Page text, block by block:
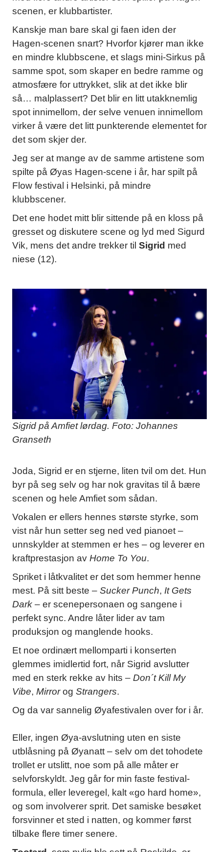
scenen, er klubbartister.
Kanskje man bare skal gi faen iden der
Hagen-scenen snart? Hvorfor kjører man ikke
en mindre klubbscene, et slags mini-Sirkus på
samme spot, som skaper en bedre ramme og
atmosfære for uttrykket, slik at det ikke blir
så… malplassert? Det blir en litt utakknemlig
spot innimellom, der selve venuen innimellom
virker å være det litt punkterende elementet for
det som skjer der.
Jeg ser at mange av de samme artistene som
spilte på Øyas Hagen-scene i år, har spilt på
Flow festival i Helsinki, på mindre
klubbscener.
Det ene hodet mitt blir sittende på en kloss på
gresset og diskutere scene og lyd med Sigurd
Vik, mens det andre trekker til Sigrid med
niese (12).
Sigrid på Amfiet lørdag. Foto: Johannes
Granseth
Joda, Sigrid er en stjerne, liten tvil om det. Hun
byr på seg selv og har nok gravitas til å bære
scenen og hele Amfiet som sådan.
Vokalen er ellers hennes største styrke, som
vist når hun setter seg ned ved pianoet –
unnskylder at stemmen er hes – og leverer en
kraftprestasjon av Home To You.
Spriket i låtkvalitet er det som hemmer henne
mest. På sitt beste – Sucker Punch, It Gets
Dark – er scenepersonaen og sangene i
perfekt sync. Andre låter lider av tam
produksjon og manglende hooks.
Et noe ordinært mellomparti i konserten
glemmes imidlertid fort, når Sigrid avslutter
med en sterk rekke av hits – Don´t Kill My
Vibe, Mirrorog Strangers.
Og da var sannelig Øyafestivalen over for i år.
Eller, ingen Øya-avslutning uten en siste
utblåsning på Øyanatt – selv om det tohodete
trollet er utslitt, noe som på alle måter er
selvforskyldt. Jeg går for min faste festival-
formula, eller leveregel, kalt «go hard home»,
og som involverer sprit. Det samiske besøket
forsvinner et sted i natten, og kommer først
tilbake flere timer senere.